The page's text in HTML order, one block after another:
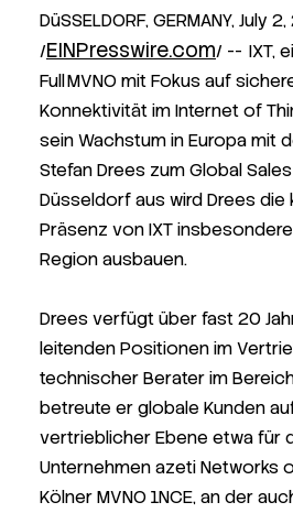
DüSSELDORF, GERMANY, July
/EINPresswire.com/ -- IXT,
Full MVNO mit Fokus auf
Konnektivität im Internet of
sein Wachstum in Europa mit
Stefan Drees zum Global
Düsseldorf aus wird Drees die
Präsenz von IXT insbesondere
Region ausbauen.
Drees verfügt über fast 20
leitenden Positionen im
technischer Berater im Bereich
betreute er globale Kunden
vertrieblicher Ebene etwa für
Unternehmen azeti Networks
Kölner MVNO 1NCE, an der